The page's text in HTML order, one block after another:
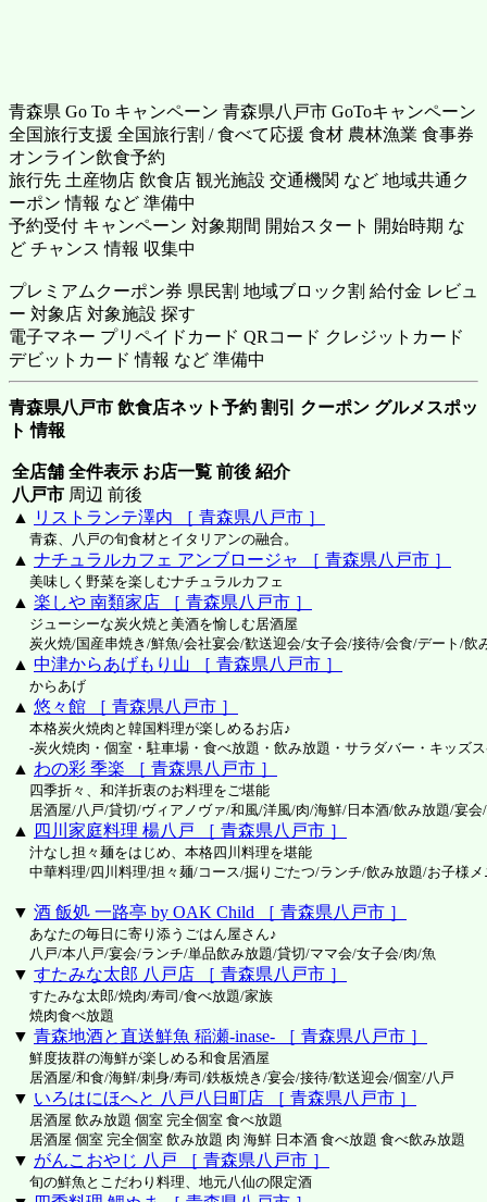
青森県 Go To キャンペーン 青森県八戸市 GoToキャンペーン
全国旅行支援 全国旅行割 / 食べて応援 食材 農林漁業 食事券
オンライン飲食予約
旅行先 土産物店 飲食店 観光施設 交通機関 など 地域共通ク
ーポン 情報 など 準備中
予約受付 キャンペーン 対象期間 開始スタート 開始時期 な
ど チャンス 情報 収集中
プレミアムクーポン券 県民割 地域ブロック割 給付金 レビュ
ー 対象店 対象施設 探す
電子マネー プリペイドカード QRコード クレジットカード
デビットカード 情報 など 準備中
青森県八戸市 飲食店ネット予約 割引 クーポン グルメスポッ
ト 情報
全店舗 全件表示 お店一覧 前後 紹介
八戸市 周辺 前後
▲
リストランテ澤内 ［ 青森県八戸市 ］
青森、八戸の旬食材とイタリアンの融合。
▲ ナチュラルカフェ アンブロージャ ［ 青森県八戸市 ］
美味しく野菜を楽しむナチュラルカフェ
▲ 楽しや 南類家店 ［ 青森県八戸市 ］
ジューシーな炭火焼と美酒を愉しむ居酒屋
炭火焼/国産串焼き/鮮魚/会社宴会/歓送迎会/女子会/接待/会食/デート/飲
▲ 中津からあげもり山 ［ 青森県八戸市 ］
からあげ
▲ 悠々館 ［ 青森県八戸市 ］
本格炭火焼肉と韓国料理が楽しめるお店♪
-炭火焼肉・個室・駐車場・食べ放題・飲み放題・サラダバー・キッズ
▲ わの彩 季楽 ［ 青森県八戸市 ］
四季折々、和洋折衷のお料理をご堪能
居酒屋/八戸/貸切/ヴィアノヴァ/和風/洋風/肉/海鮮/日本酒/飲み放題/宴会
▲ 四川家庭料理 楊八戸 ［ 青森県八戸市 ］
汁なし担々麺をはじめ、本格四川料理を堪能
中華料理/四川料理/担々麺/コース/掘りごたつ/ランチ/飲み放題/お子様メ
▼ 酒 飯処 一路亭 by OAK Child ［ 青森県八戸市 ］
あなたの毎日に寄り添うごはん屋さん♪
八戸/本八戸/宴会/ランチ/単品飲み放題/貸切/ママ会/女子会/肉/魚
▼ すたみな太郎 八戸店 ［ 青森県八戸市 ］
すたみな太郎/焼肉/寿司/食べ放題/家族
焼肉食べ放題
▼ 青森地酒と直送鮮魚 稲瀬-inase- ［ 青森県八戸市 ］
鮮度抜群の海鮮が楽しめる和食居酒屋
居酒屋/和食/海鮮/刺身/寿司/鉄板焼き/宴会/接待/歓送迎会/個室/八戸
▼ いろはにほへと 八戸八日町店 ［ 青森県八戸市 ］
居酒屋 飲み放題 個室 完全個室 食べ放題
居酒屋 個室 完全個室 飲み放題 肉 海鮮 日本酒 食べ放題 食べ飲み放題
▼ がんこおやじ 八戸 ［ 青森県八戸市 ］
旬の鮮魚とこだわり料理、地元八仙の限定酒